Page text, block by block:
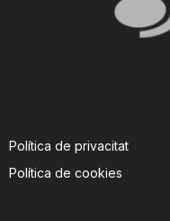
Política de privacitat
Política de cookies